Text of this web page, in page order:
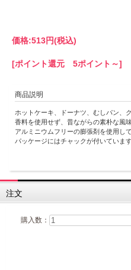
価格:513円(税込)
[ポイント還元 5ポイント～]
商品説明
ホットケーキ、ドーナツ、むしパン、
香料を使用せず、昔ながらの素朴な風
アルミニウムフリーの膨張剤を使用して
パッケージにはチャックが付いていま
注文
購入数：